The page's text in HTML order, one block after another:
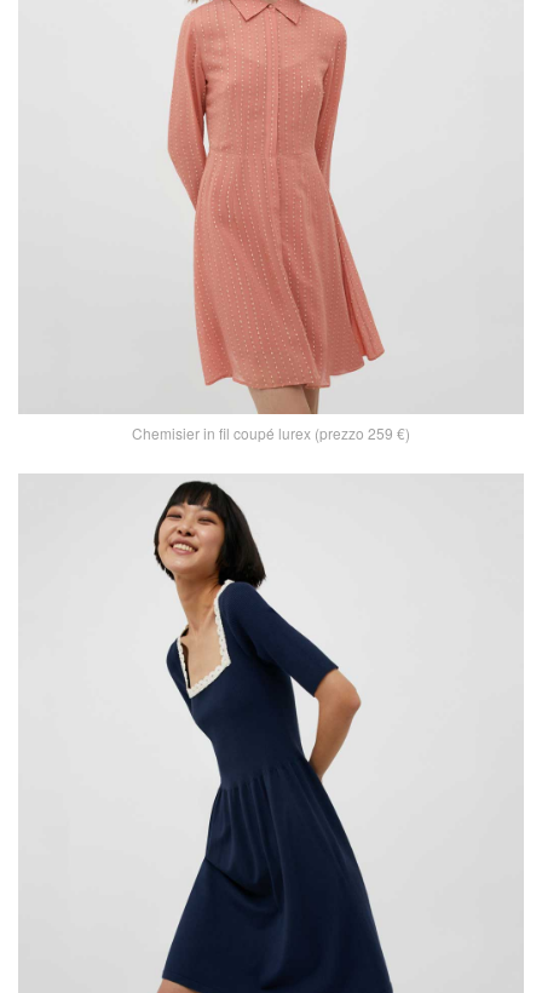
Chemisier in fil coupé lurex (prezzo 259 €)